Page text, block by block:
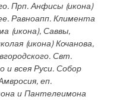
Прп.Анфисы(икона)
Равноапп. Климента
(икона), Саввы,
(икона) Кочанова,
Свт.
и всея Руси. Собор
, еп.
и Пантелеимона